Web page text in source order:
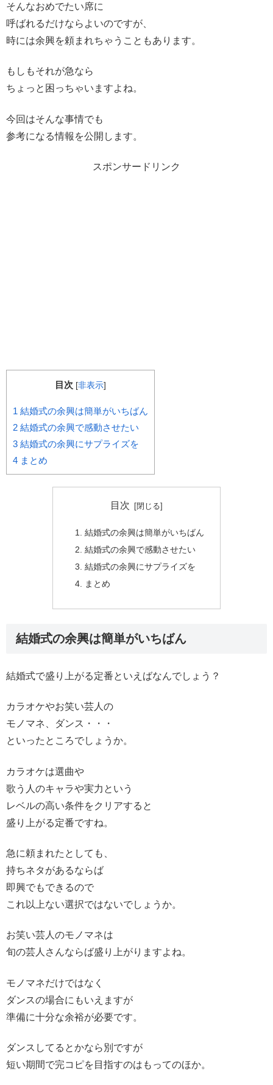
そんなおめでたい席に
呼ばれるだけならよいのですが、
時には余興を頼まれちゃうこともあります。
もしもそれが急なら
ちょっと困っちゃいますよね。
今回はそんな事情でも
参考になる情報を公開します。
スポンサードリンク
目次 [非表示]
1 結婚式の余興は簡単がいちばん
2 結婚式の余興で感動させたい
3 結婚式の余興にサプライズを
4 まとめ
目次
結婚式の余興は簡単がいちばん
結婚式の余興で感動させたい
結婚式の余興にサプライズを
まとめ
結婚式の余興は簡単がいちばん
結婚式で盛り上がる定番といえばなんでしょう？
カラオケやお笑い芸人の
モノマネ、ダンス・・・
といったところでしょうか。
カラオケは選曲や
歌う人のキャラや実力という
レベルの高い条件をクリアすると
盛り上がる定番ですね。
急に頼まれたとしても、
持ちネタがあるならば
即興でもできるので
これ以上ない選択ではないでしょうか。
お笑い芸人のモノマネは
旬の芸人さんならば盛り上がりますよね。
モノマネだけではなく
ダンスの場合にもいえますが
準備に十分な余裕が必要です。
ダンスしてるとかなら別ですが
短い期間で完コピを目指すのはもってのほか。